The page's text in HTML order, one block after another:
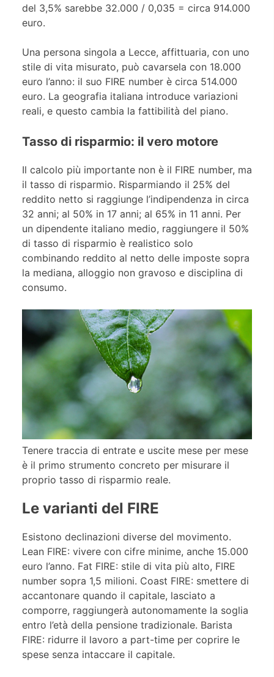
del 3,5% sarebbe 32.000 / 0,035 = circa 914.000
euro.
Una persona singola a Lecce, affittuaria, con uno
stile di vita misurato, può cavarsela con 18.000
euro l’anno: il suo FIRE number è circa 514.000
euro. La geografia italiana introduce variazioni
reali, e questo cambia la fattibilità del piano.
Tasso di risparmio: il vero motore
Il calcolo più importante non è il FIRE number, ma
il tasso di risparmio. Risparmiando il 25% del
reddito netto si raggiunge l’indipendenza in circa
32 anni; al 50% in 17 anni; al 65% in 11 anni. Per
un dipendente italiano medio, raggiungere il 50%
di tasso di risparmio è realistico solo
combinando reddito al netto delle imposte sopra
la mediana, alloggio non gravoso e disciplina di
consumo.
Tenere traccia di entrate e uscite mese per mese
è il primo strumento concreto per misurare il
proprio tasso di risparmio reale.
Le varianti del FIRE
Esistono declinazioni diverse del movimento.
Lean FIRE: vivere con cifre minime, anche 15.000
euro l’anno. Fat FIRE: stile di vita più alto, FIRE
number sopra 1,5 milioni. Coast FIRE: smettere di
accantonare quando il capitale, lasciato a
comporre, raggiungerà autonomamente la soglia
entro l’età della pensione tradizionale. Barista
FIRE: ridurre il lavoro a part-time per coprire le
spese senza intaccare il capitale.